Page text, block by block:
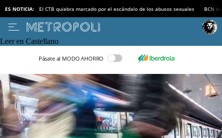
ES NOTICIA: El CTB quiebra marcado por el escándalo de los abusos sexuales BCN
Leer en Castellano
Pásate al MODO AHORRO